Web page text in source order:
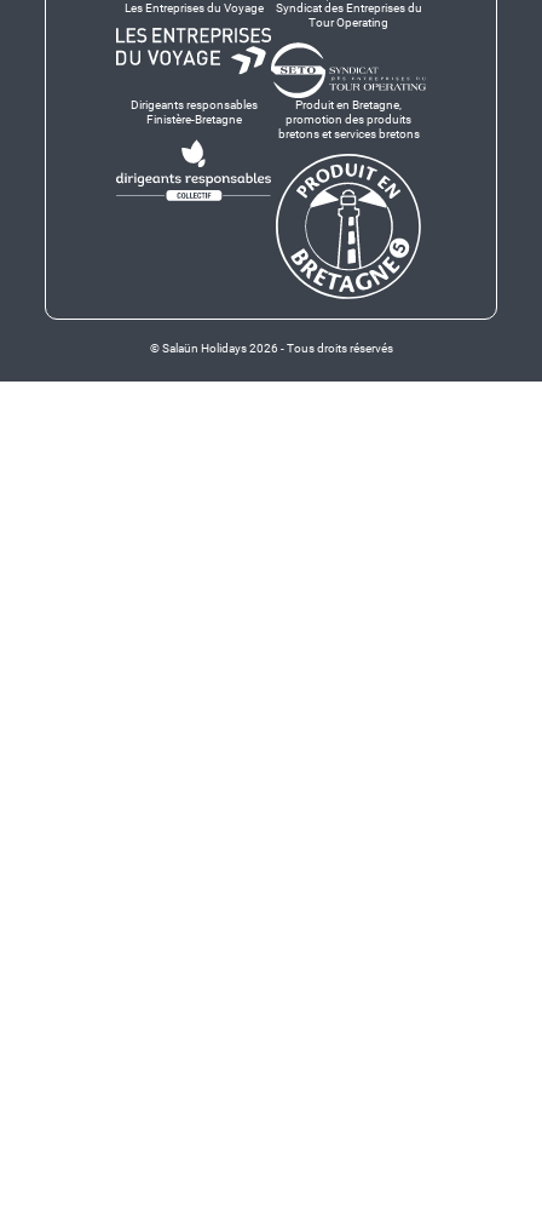
Les Entreprises du Voyage
Syndicat des Entreprises du
Tour Operating
Dirigeants responsables
Finistère-Bretagne
Produit en Bretagne,
promotion des produits
bretons et services bretons
© Salaün Holidays 2026 - Tous droits réservés